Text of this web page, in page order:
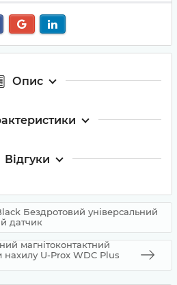
Опис
Відгуки
Бездротовий універсальний
датчик
магнітоконтактний
нахилу U-Prox WDC Plus